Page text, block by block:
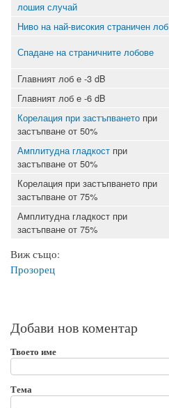
лошия случай
Ниво на най-високия страничен лоб
Спадане на страничните лобове
Главният лоб е -3 dB
Главният лоб е -6 dB
Корелация при застъпването при
застъпване от 50%
Амплитудна гладкост при
застъпване от 50%
Корелация при застъпването при
застъпване от 75%
Амплитудна гладкост при
застъпване от 75%
Виж също:
Прозорец
Добави нов коментар
Твоето име
Тема